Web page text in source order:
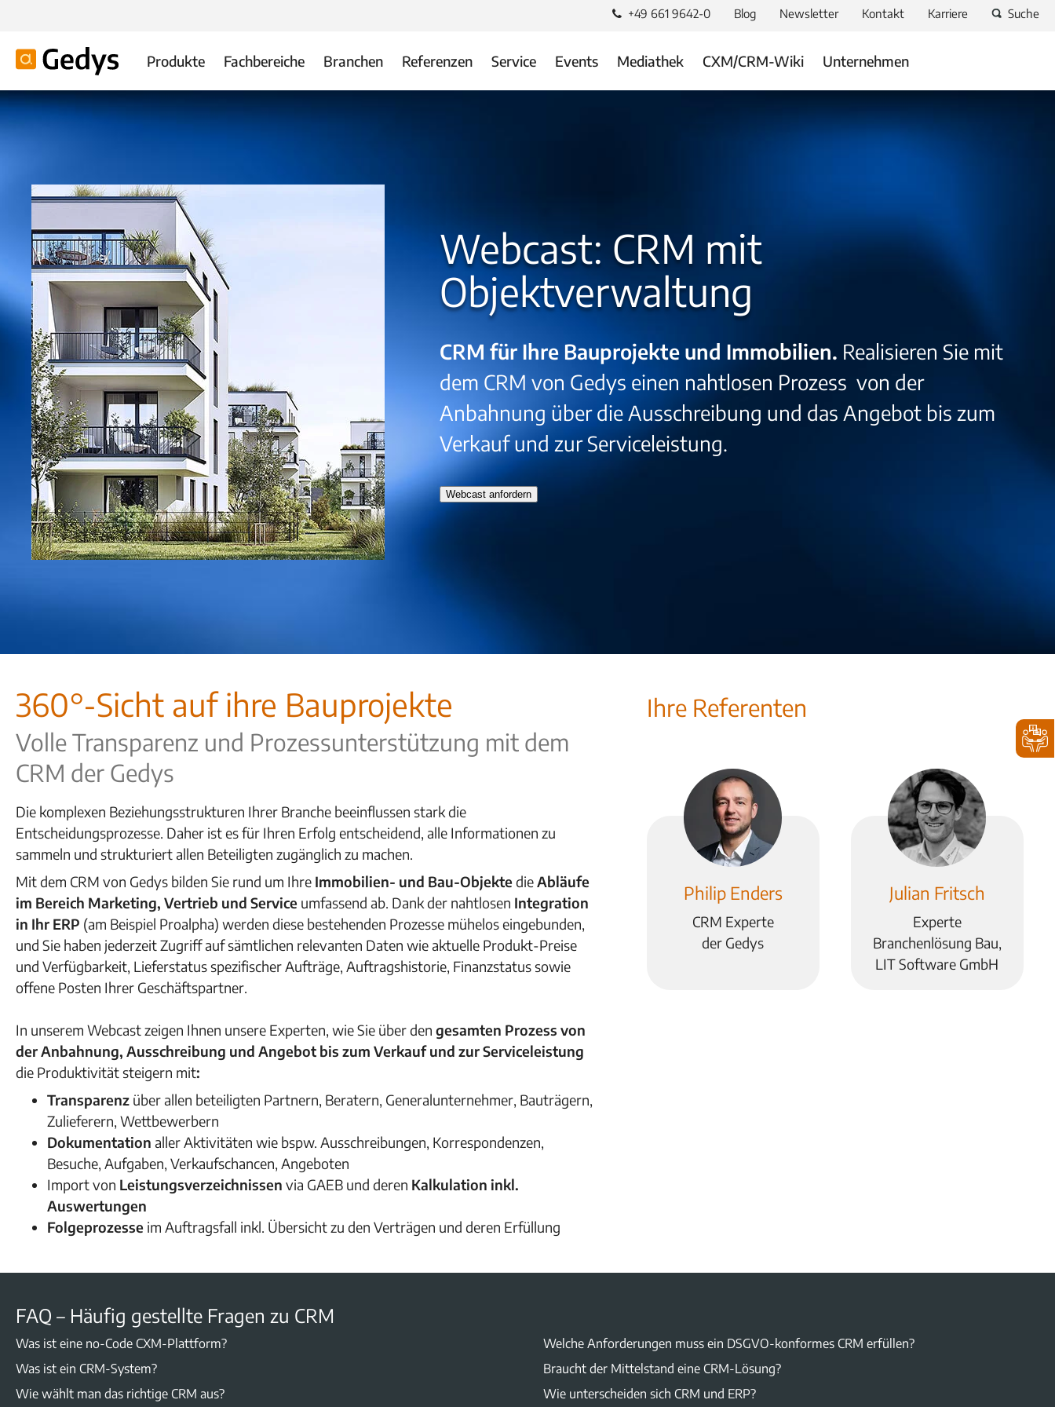
+49 661 9642-0 Blog Newsletter Kontakt Karriere Suche
Produkte Fachbereiche Branchen Referenzen Service Events Mediathek CXM/CRM-Wiki Unternehmen
Webcast: CRM mit
Objektverwaltung
CRM für Ihre Bauprojekte und Immobilien. Realisieren Sie mit
dem CRM von Gedys einen nahtlosen Prozess von der
Anbahnung über die Ausschreibung und das Angebot bis zum
Verkauf und zur Serviceleistung.
Webcast anfordern
360°-Sicht auf ihre Bauprojekte
Volle Transparenz und Prozessunterstützung mit dem
CRM der Gedys
Die komplexen Beziehungsstrukturen Ihrer Branche beeinflussen stark die
Entscheidungsprozesse. Daher ist es für Ihren Erfolg entscheidend, alle Informationen zu
sammeln und strukturiert allen Beteiligten zugänglich zu machen.
Mit dem CRM von Gedys bilden Sie rund um Ihre Immobilien- und Bau-ObjektedieAbläufe
im Bereich Marketing, Vertrieb und Service umfassend ab. Dank der nahtlosen Integration
in Ihr ERP (am Beispiel Proalpha) werden diese bestehenden Prozesse mühelos eingebunden,
und Sie haben jederzeit Zugriff auf sämtlichen relevanten Daten wie aktuelle Produkt-Preise
und Verfügbarkeit, Lieferstatus spezifischer Aufträge, Auftragshistorie, Finanzstatus sowie
offene Posten Ihrer Geschäftspartner.
In unserem Webcast zeigen Ihnen unsere Experten, wie Sie über den gesamten Prozess von
der Anbahnung, Ausschreibung und Angebot bis zum Verkauf und zur Serviceleistung
die Produktivität steigern mit:
Transparenz über allen beteiligten Partnern, Beratern, Generalunternehmer, Bauträgern,
Zulieferern, Wettbewerbern
Dokumentation aller Aktivitäten wie bspw. Ausschreibungen, Korrespondenzen,
Besuche, Aufgaben, Verkaufschancen, Angeboten
Import von Leistungsverzeichnissen via GAEB und deren Kalkulation inkl.
Auswertungen
Folgeprozesse im Auftragsfall inkl. Übersicht zu den Verträgen und deren Erfüllung
Ihre Referenten
Philip Enders
CRM Experte
der Gedys
Julian Fritsch
Experte
Branchenlösung Bau,
LIT Software GmbH
FAQ – Häufig gestellte Fragen zu CRM
Was ist eine no-Code CXM-Plattform?
Was ist ein CRM-System?
Wie wählt man das richtige CRM aus?
Welche Anforderungen muss ein DSGVO-konformes CRM erfüllen?
Braucht der Mittelstand eine CRM-Lösung?
Wie unterscheiden sich CRM und ERP?